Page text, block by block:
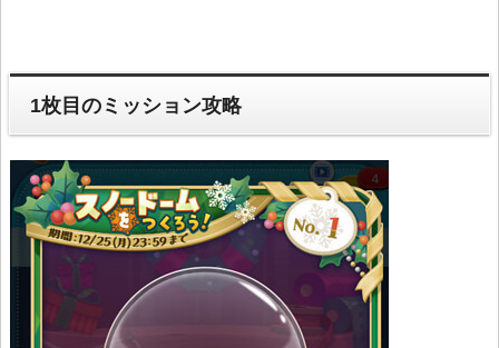
1枚目のミッション攻略